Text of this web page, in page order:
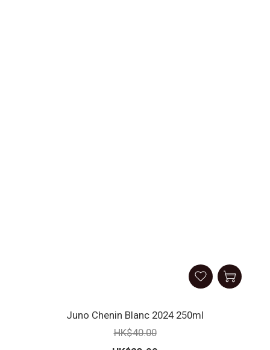
Juno Chenin Blanc 2024 250ml
HK$40.00